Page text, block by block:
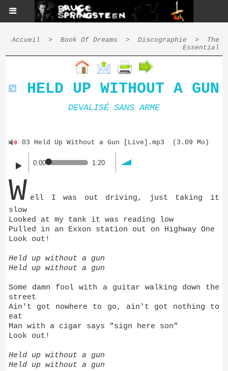
Accueil > Book Of Dreams > Discographie >
The
Essential
HELD UP WITHOUT A GUN
DEVALISÉ SANS ARME
03 Held Up Without a Gun [Live].mp3 (3.09 Mo)
0:00 1:20
W ell I was out driving, just taking it
slow
Looked at my tank it was reading low
Pulled in an Exxon station out on Highway One
Look out!
Held up without a gun
Held up without a gun
Some damn fool with a guitar walking down the
street
Ain't got nowhere to go, ain't got nothing to
eat
Man with a cigar says "sign here son"
Look out!
Held up without a gun
Held up without a gun